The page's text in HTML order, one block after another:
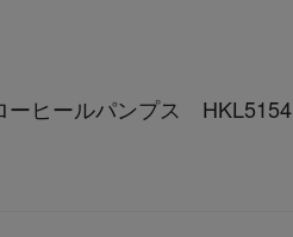
ーヒールパンプス HKL5154